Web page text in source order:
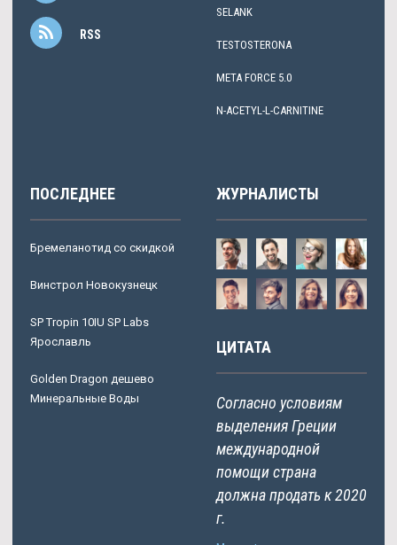
RSS
SELANK
TESTOSTERONA
META FORCE 5.0
N-ACETYL-L-CARNITINE
ПОСЛЕДНЕЕ
Бремеланотид со скидкой
Винстрол Новокузнецк
SP Tropin 10IU SP Labs
Ярославль
Golden Dragon дешево
Минеральные Воды
ЖУРНАЛИСТЫ
ЦИТАТА
Согласно условиям
выделения Греции
международной
помощи страна
должна продать к 2020
г.